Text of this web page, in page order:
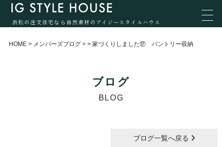
浜松の注文住宅なら自然素材のアイジースタイルハウス
HOME > メンバーズブログ > > 家づくりしました⑰ パントリー収納
ブログ
BLOG
ブログ一覧へ戻る